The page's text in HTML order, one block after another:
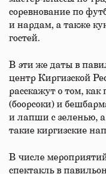
соревнование по
и нардам, а также
гостей.
В эти же даты в
центр Киргизской
расскажут о том,
(боорсоки) и
и лапши с зеленью,
такие киргизские
В числе
спектакль в